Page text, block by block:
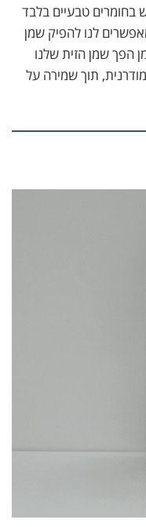
בחומרים טבעיים בלבד
לנו להפיק שמן
הפך שמן הזית שלנו
תוך שמירה על